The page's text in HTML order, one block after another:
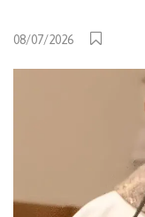
08/07/2026